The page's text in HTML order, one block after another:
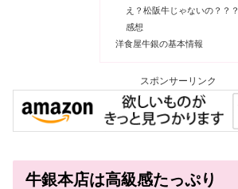
え？松阪牛じゃないの？？？
感想
洋食屋牛銀の基本情報
スポンサーリンク
牛銀本店は高級感たっぷり